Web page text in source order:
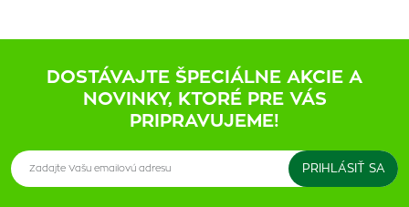
DOSTÁVAJTE ŠPECIÁLNE AKCIE A
NOVINKY, KTORÉ PRE VÁS
PRIPRAVUJEME!